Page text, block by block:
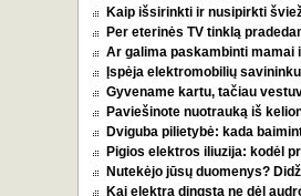
Kaip išsirinkti ir nusipirkti
Per eterinės TV tinklą
Ar galima paskambinti mamai
Įspėja elektromobilių
Gyvename kartu, tačiau
Paviešinote nuotrauką iš
Dviguba pilietybė: kada
Pigios elektros iliuzija: kodėl
Nutekėjo jūsų duomenys?
Kai elektra dingsta ne dėl